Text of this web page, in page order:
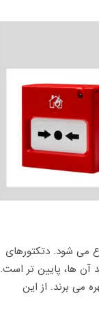
تومان و قیمت دتکتور حرارتی از ۵۰۰,۰۰۰ تومان شروع می شود. دتکتورهای
آن ها، پایین تر است.
می برند. از این